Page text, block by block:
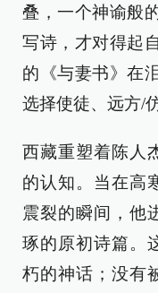
叠，一个神谕般
写诗，才对得起
的《与妻书》在
选择使徒、远方/
西藏重塑着陈人
的认知。当在高
震裂的瞬间，
琢的原初诗篇。
朽的神话；没有